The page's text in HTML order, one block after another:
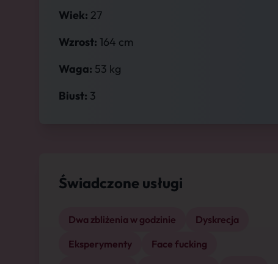
Wiek: 27
Wzrost: 164 cm
Waga: 53 kg
Biust: 3
Świadczone usługi
Dwa zbliżenia w godzinie
Dyskrecja
Eksperymenty
Face fucking